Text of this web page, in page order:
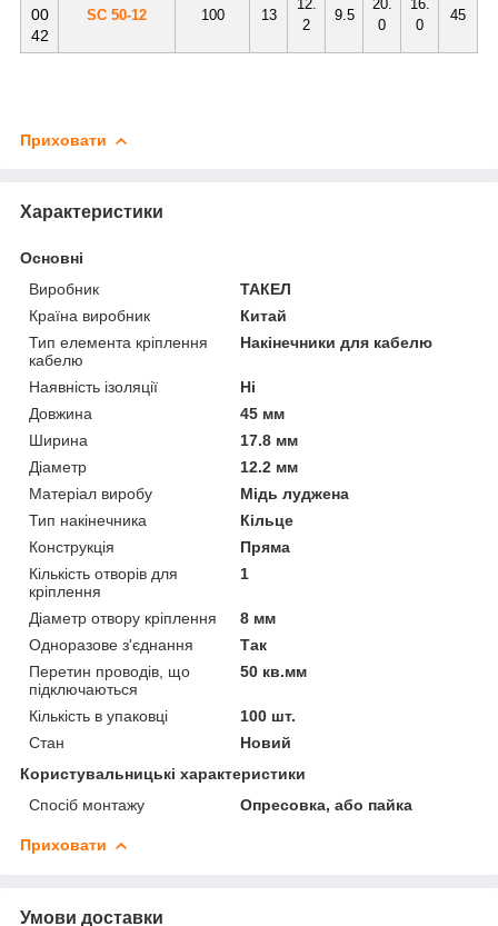
00
42
SC 50-12 100 13
12.
2
9.5
20.
0
16.
0
45
Приховати
Характеристики
Основні
Виробник
ТАКЕЛ
Країна виробник
Китай
Тип елемента кріплення
кабелю
Накінечники для кабелю
Наявність ізоляції
Ні
Довжина
45 мм
Ширина
17.8 мм
Діаметр
12.2 мм
Матеріал виробу
Мідь луджена
Тип накінечника
Кільце
Конструкція
Пряма
Кількість отворів для
кріплення
1
Діаметр отвору кріплення
8 мм
Одноразове з'єднання
Так
Перетин проводів, що
підключаються
50 кв.мм
Кількість в упаковці
100 шт.
Стан
Новий
Користувальницькі характеристики
Спосіб монтажу
Опресовка, або пайка
Приховати
Умови доставки